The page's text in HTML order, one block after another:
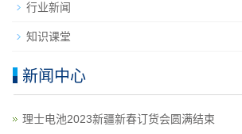
行业新闻
知识课堂
新闻中心
理士电池2023新疆新春订货会圆满结束